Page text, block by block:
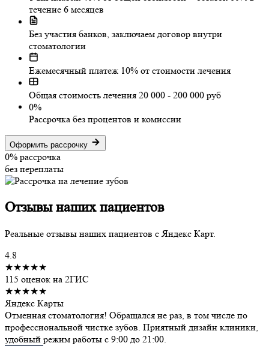
течение 6 месяцев
Без участия банков, заключаем договор внутри
стоматологии
Ежемесячный платеж 10% от стоимости лечения
Общая стоимость лечения 20 000 - 200 000 руб
0%
Рассрочка без процентов и комиссии
Оформить рассрочку
0% рассрочка
без переплаты
Отзывынаших пациентов
Реальные отзывы наших пациентов с Яндекс Карт.
4.8
★★★★★
115 оценок на 2ГИС
★★★★★
Яндекс Карты
Отменная стоматология! Обращался не раз, в том числе по
профессиональной чистке зубов. Приятный дизайн клиники,
удобный режим работы с 9:00 до 21:00.